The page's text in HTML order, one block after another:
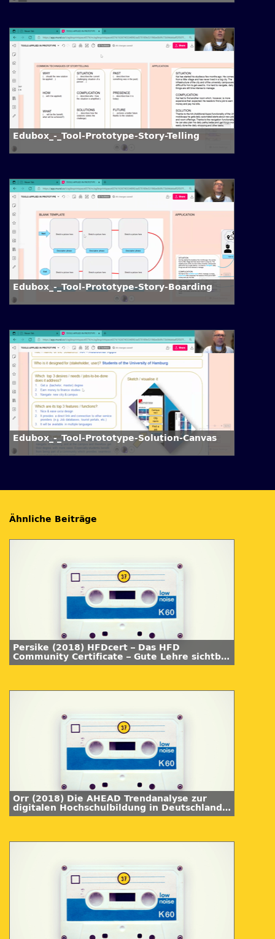
Edubox_-_Tool-Prototype-Story-Telling
Edubox_-_Tool-Prototype-Story-Boarding
Edubox_-_Tool-Prototype-Solution-Canvas
Ähnliche Beiträge
Persike (2018) HFDcert – Das HFD
Community Certificate – Gute Lehre sichtbar
machen. Synergie 06.
Orr (2018) Die AHEAD Trendanalyse zur
digitalen Hochschulbildung in Deutschland
2030. Synergie 06.